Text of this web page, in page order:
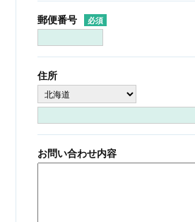
郵便番号
住所
お問い合わせ内容